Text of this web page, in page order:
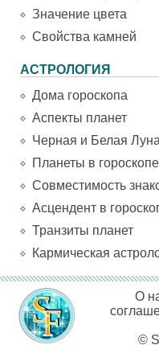
Значение цвета
Свойства камней
АСТРОЛОГИЯ
Дома гороскопа
Аспекты планет
Черная и Белая Луна
Планеты в гороскопе
Совместимость
Асцендент в
Транзиты планет
Кармическая
О
©